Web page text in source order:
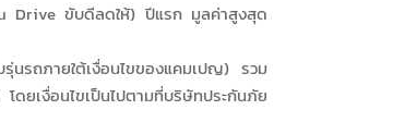
Drive ขับดีลดให้) ปีแรก มูลค่าสูงสุด
รถภายใต้เงื่อนไขของแคมเปญ) รวม
ยเงื่อนไขเป็นไปตามที่บริษัทประกันภัย